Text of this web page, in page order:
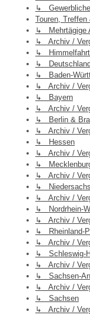
↳
Touren, Treffen
↳ Mehrtägige
↳ Archiv /
↳
↳ Deutschland
↳ Baden-
↳ Archiv /
↳ Bayern
↳ Archiv /
↳ Berlin &
↳ Archiv /
↳ Hessen
↳ Archiv /
↳
↳ Archiv /
↳
↳ Archiv /
↳ Nordrhein-
↳ Archiv /
↳ Rheinland-
↳ Archiv /
↳ Schleswig-
↳ Archiv /
↳ Sachsen-
↳ Archiv /
↳ Sachsen
↳ Archiv /